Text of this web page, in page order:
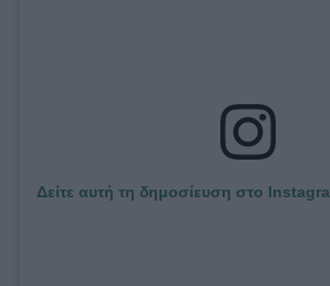
Δείτε αυτή τη δημοσίευση στο